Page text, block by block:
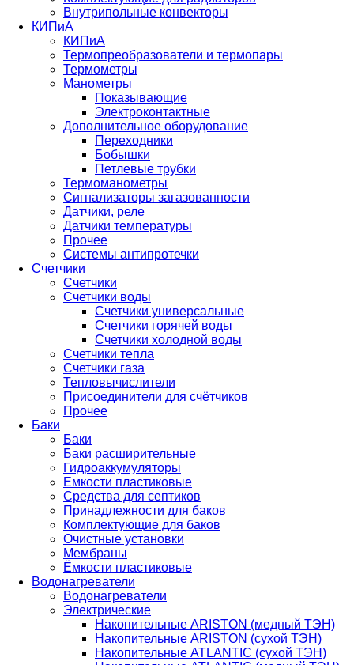
Внутрипольные конвекторы
КИПиА
КИПиА
Термопреобразователи и термопары
Термометры
Манометры
Показывающие
Электроконтактные
Дополнительное оборудование
Переходники
Бобышки
Петлевые трубки
Термоманометры
Сигнализаторы загазованности
Датчики, реле
Датчики температуры
Прочее
Системы антипротечки
Счетчики
Счетчики
Счетчики воды
Счетчики универсальные
Счетчики горячей воды
Счетчики холодной воды
Счетчики тепла
Счетчики газа
Тепловычислители
Присоединители для счётчиков
Прочее
Баки
Баки
Баки расширительные
Гидроаккумуляторы
Емкости пластиковые
Средства для септиков
Принадлежности для баков
Комплектующие для баков
Очистные установки
Мембраны
Ёмкости пластиковые
Водонагреватели
Водонагреватели
Электрические
Накопительные ARISTON (медный ТЭН)
Накопительные ARISTON (сухой ТЭН)
Накопительные ATLANTIC (сухой ТЭН)